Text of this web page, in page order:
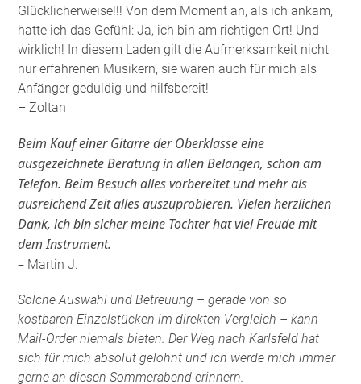
Glücklicherweise!!! Von dem Moment an, als ich ankam,
hatte ich das Gefühl: Ja, ich bin am richtigen Ort! Und
wirklich! In diesem Laden gilt die Aufmerksamkeit nicht
nur erfahrenen Musikern, sie waren auch für mich als
Anfänger geduldig und hilfsbereit!
– Zoltan
Beim Kauf einer Gitarre der Oberklasse eine
ausgezeichnete Beratung in allen Belangen, schon am
Telefon. Beim Besuch alles vorbereitet und mehr als
ausreichend Zeit alles auszuprobieren. Vielen herzlichen
Dank, ich bin sicher meine Tochter hat viel Freude mit
dem Instrument.
– Martin J.
Solche Auswahl und Betreuung – gerade von so
kostbaren Einzelstücken im direkten Vergleich – kann
Mail-Order niemals bieten. Der Weg nach Karlsfeld hat
sich für mich absolut gelohnt und ich werde mich immer
gerne an diesen Sommerabend erinnern.